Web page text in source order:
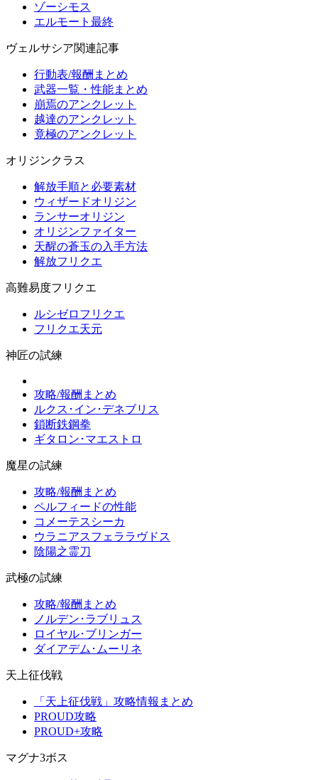
ゾーシモス
エルモート最終
ヴェルサシア関連記事
行動表/報酬まとめ
武器一覧・性能まとめ
崩焉のアンクレット
越達のアンクレット
竟極のアンクレット
オリジンクラス
解放手順と必要素材
ウィザードオリジン
ランサーオリジン
オリジンファイター
天醒の蒼玉の入手方法
解放フリクエ
高難易度フリクエ
ルシゼロフリクエ
フリクエ天元
神匠の試練
攻略/報酬まとめ
ルクス･イン･デネブリス
鎖断鉄鋼拳
ギタロン･マエストロ
魔星の試練
攻略/報酬まとめ
ペルフィードの性能
コメーテスシーカ
ウラニアスフェララヴドス
陰陽之霊刀
武極の試練
攻略/報酬まとめ
ノルデン･ラブリュス
ロイヤル･ブリンガー
ダイアデム･ムーリネ
天上征伐戦
「天上征伐戦」攻略情報まとめ
PROUD攻略
PROUD+攻略
マグナ3ボス